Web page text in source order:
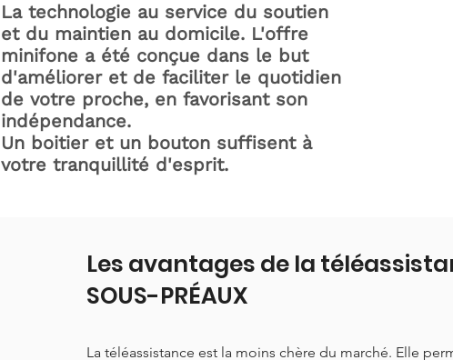
La technologie au service du soutien
et du maintien au domicile. L'offre
minifone a été conçue dans le but
d'améliorer et de faciliter le quotidien
de votre proche, en favorisant son
indépendance.
Un boitier et un bouton suffisent à
votre tranquillité d'esprit.
Les avantages de la
SOUS-PRÉAUX
La téléassistance est la moins chère du marché. Elle